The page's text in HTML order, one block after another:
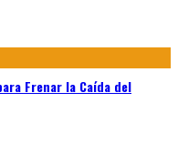
Frenar la Caída del